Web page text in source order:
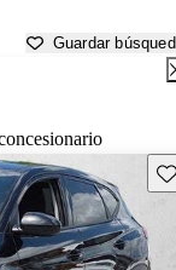
Guardar